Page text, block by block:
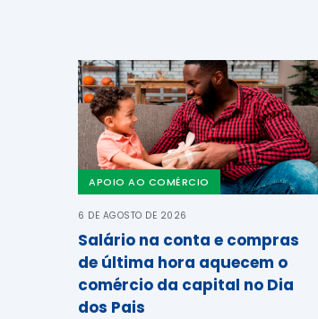
APOIO AO COMÉRCIO
6 DE AGOSTO DE 2026
Salário na conta e compras
de última hora aquecem o
comércio da capital no Dia
dos Pais